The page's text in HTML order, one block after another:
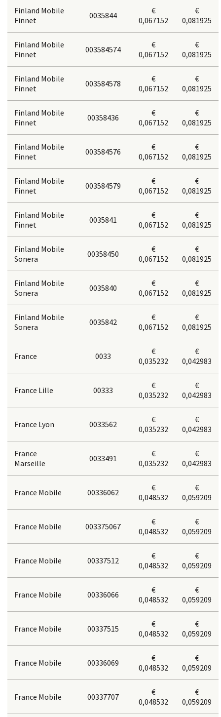
Finland Mobile
Finnet
0035844
€
0,067152
€
0,081925
Finland Mobile
Finnet
003584574
€
0,067152
€
0,081925
Finland Mobile
Finnet
003584578
€
0,067152
€
0,081925
Finland Mobile
Finnet
00358436
€
0,067152
€
0,081925
Finland Mobile
Finnet
003584576
€
0,067152
€
0,081925
Finland Mobile
Finnet
003584579
€
0,067152
€
0,081925
Finland Mobile
Finnet
0035841
€
0,067152
€
0,081925
Finland Mobile
Sonera
00358450
€
0,067152
€
0,081925
Finland Mobile
Sonera
0035840
€
0,067152
€
0,081925
Finland Mobile
Sonera
0035842
€
0,067152
€
0,081925
France 0033
€
0,035232
€
0,042983
France Lille 00333
€
0,035232
€
0,042983
France Lyon 0033562
€
0,035232
€
0,042983
France
Marseille
0033491
€
0,035232
€
0,042983
France Mobile 00336062
€
0,048532
€
0,059209
France Mobile 003375067
€
0,048532
€
0,059209
France Mobile 00337512
€
0,048532
€
0,059209
France Mobile 00336066
€
0,048532
€
0,059209
France Mobile 00337515
€
0,048532
€
0,059209
France Mobile 00336069
€
0,048532
€
0,059209
France Mobile 00337707
€
0,048532
€
0,059209